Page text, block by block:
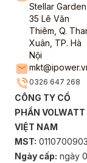
Stellar Garden,
35 Lê Văn
Thiêm, Q.
Xuân, TP. Hà
Nội
0326 647 268
CÔNG TY CỔ
PHẦN VOLWATT
VIỆT NAM
MST: 0110700903
Ngày cấp: ngày